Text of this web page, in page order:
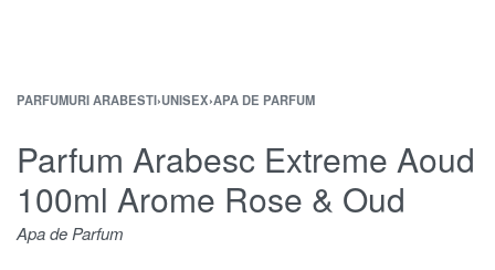
PARFUMURI ARABESTI›UNISEX›APA DE PARFUM
Parfum Arabesc Extreme Aoud
100ml Arome Rose & Oud
Apa de Parfum